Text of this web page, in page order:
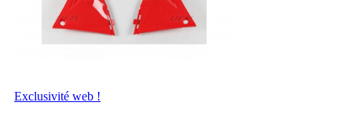
Exclusivité web !